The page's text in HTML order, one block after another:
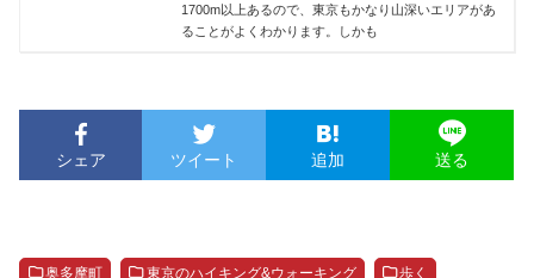
1700m以上あるので、東京もかなり山深いエリアがあ
ることがよくわかります。しかも
シェア ツイート 追加 送る
奥多摩町 東京のハイキング&ウォーキング 歩く